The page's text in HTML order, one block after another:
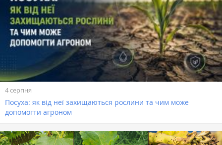
4 серпня
Посуха: як від неї захищаються рослини та чим може
допомогти агроном